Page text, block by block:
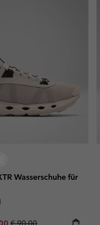
Wasserschuhe für
sale price:
Regular price: